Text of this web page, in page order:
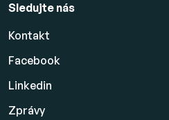
Sledujte nás
Kontakt
Facebook
Linkedin
Zprávy